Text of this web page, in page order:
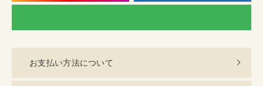
お支払い方法について